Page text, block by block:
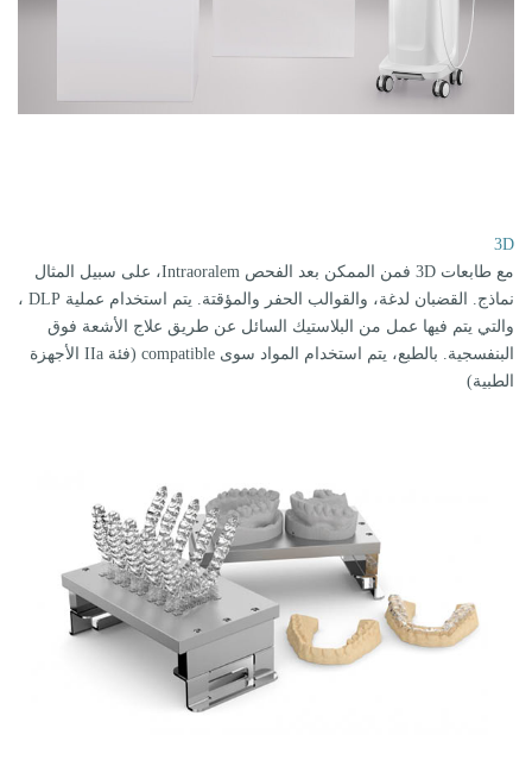
3D
مع طابعات 3D فمن الممكن بعد الفحص Intraoralem، على سبيل المثال
نماذج. القضبان لدغة، والقوالب الحفر والمؤقتة. يتم استخدام عملية DLP ،
والتي يتم فيها عمل من البلاستيك السائل عن طريق علاج الأشعة فوق
البنفسجية. بالطبع، يتم استخدام المواد سوى compatible (فئة IIa الأجهزة
الطبية)